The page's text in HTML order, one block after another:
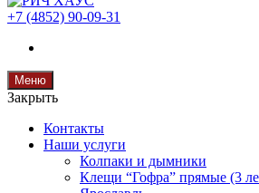
+7 (4852) 90-09-31
Меню
Закрыть
Контакты
Наши услуги
Колпаки и дымники
Клещи “Гофра” прямые (3